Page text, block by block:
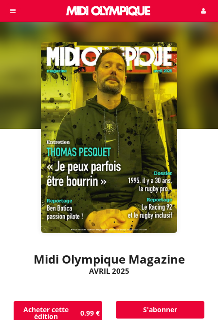
Midi Olympique Magazine
AVRIL 2025
Acheter cette
édition 0.99 € S'abonner